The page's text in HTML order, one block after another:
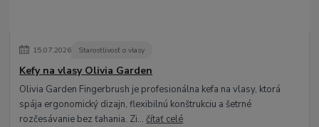
15.07.2026 Starostlivosť o vlasy
Kefy na vlasy Olivia Garden
Olivia Garden Fingerbrush je profesionálna kefa na vlasy, ktorá
spája ergonomický dizajn, flexibilnú konštrukciu a šetrné
rozčesávanie bez ťahania. Zi...čítať celé